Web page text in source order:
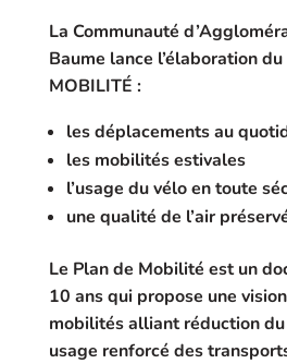
La Communauté
Baume lance l’élaboration
MOBILITÉ :
les déplacements au
les mobilités estivales
l’usage du vélo en toute
une qualité de l’air
Le Plan de Mobilité est un
10 ans qui propose une
mobilités alliant réduction
usage renforcé des